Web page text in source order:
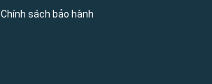
Chính sách bảo hành